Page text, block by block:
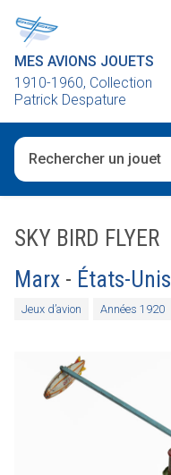
MES AVIONS JOUETS
1910-1960, Collection
Patrick Despature
SKY BIRD FLYER
Marx - États-Unis
Jeux d’avion Années 1920